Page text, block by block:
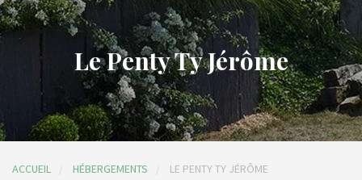
Le Penty Ty Jérôme
ACCUEIL HÉBERGEMENTS LE PENTY TY JÉRÔME